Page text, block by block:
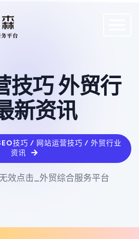
技巧 外贸行
新资讯
技巧 / 网站运营技巧 / 外贸行业
资讯
效点击_外贸综合服务平台